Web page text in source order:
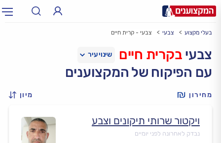
עירעיר: תל אביב, חיפה…
בעלי מקצוע צבעי צבעי - קרית חיים
צבעי בקרית חיים
עם הפיקוח של המקצוענים
מחירון מיון
ויקטור שרותי תיקונים וצבע
נבדק לאחרונה לפני יומיים